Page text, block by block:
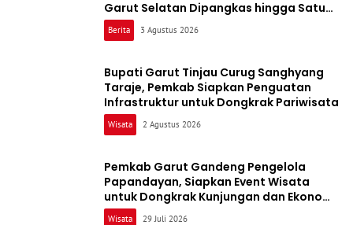
Garut Selatan Dipangkas hingga Satu
Jam
Berita 3 Agustus 2026
Bupati Garut Tinjau Curug Sanghyang
Taraje, Pemkab Siapkan Penguatan
Infrastruktur untuk Dongkrak Pariwisata
Wisata 2 Agustus 2026
Pemkab Garut Gandeng Pengelola
Papandayan, Siapkan Event Wisata
untuk Dongkrak Kunjungan dan Ekonomi
Daerah
Wisata 29 Juli 2026